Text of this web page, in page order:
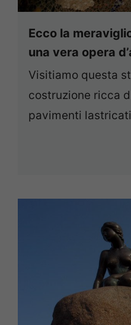
Ecco la
una vera opera
Visitiamo questa
costruzione ricca
pavimenti